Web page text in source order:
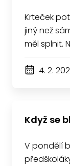
Krteček
jiný než
měl splnit.
4. 2.
Když se
V pondělí